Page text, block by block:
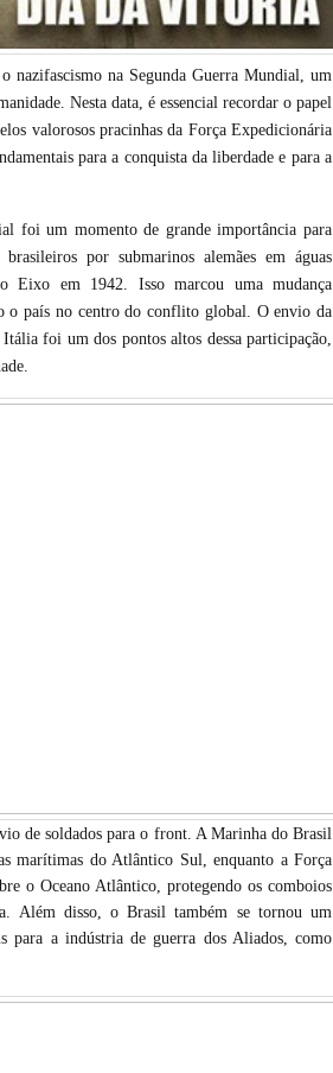
na Segunda Guerra Mundial, um
Nesta data, é essencial recordar o papel
valorosos pracinhas da Força Expedicionária
para a conquista da liberdade e para a
foi um momento de grande importância para
por submarinos alemães em águas
Eixo em 1942. Isso marcou uma mudança
o país no centro do conflito global. O envio da
foi um dos pontos altos dessa participação,
de soldados para o front. A Marinha do Brasil
marítimas do Atlântico Sul, enquanto a Força
o Oceano Atlântico, protegendo os comboios
Além disso, o Brasil também se tornou um
para a indústria de guerra dos Aliados, como